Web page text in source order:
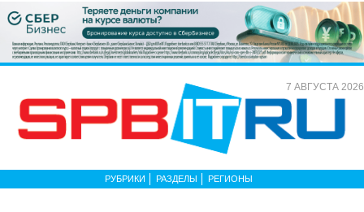
7 АВГУСТА 2026
РУБРИКИ РАЗДЕЛЫ РЕГИОНЫ